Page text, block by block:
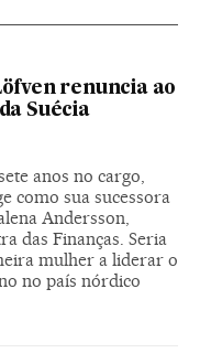
renuncia ao
Suécia
anos no cargo,
como sua sucessora
Andersson,
das Finanças. Seria
mulher a liderar o
no país nórdico